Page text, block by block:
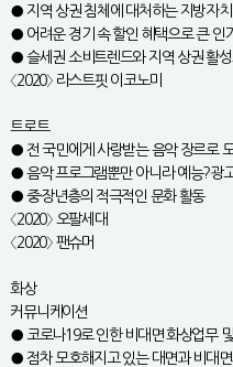
● 지역 상권 침체에 대처하는 지방자
● 어려운 경기 속 할인 혜택으로 큰 인기
● 슬세권 소비트렌드와 지역 상권 활
〈2020〉 라스트핏 이코노미
트로트
● 전 국민에게 사랑받는 음악 장르로
● 음악 프로그램뿐만 아니라 예능?광
● 중·장년층의 적극적인 문화 활동
〈2020〉 오팔세대
〈2020〉 팬슈머
화상
커뮤니케이션
● 코로나19로 인한 비대면 화상업무
● 점차 모호해지고 있는 대면과 비대면